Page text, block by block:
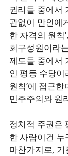
권리들 중에서
관없이 만인에
한 자격의 원칙
회구성원이라
제도들 중에서
인 평등 수당이
원칙’에 접근
민주주의와 원
정치적 주권은
한 사람이건
마찬가지로,